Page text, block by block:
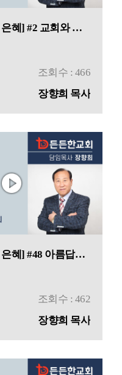
[민수기를 통한 은혜] #2 교회와 그리스도 중심의 생활
조회수 : 466
장향희 목사
[창세기를 통한 은혜] #48 아름답고 감사한 인생
조회수 : 462
장향희 목사